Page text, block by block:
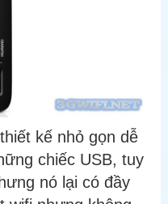
kế nhỏ gọn dễ
chiếc USB, tuy
nó lại có đầy